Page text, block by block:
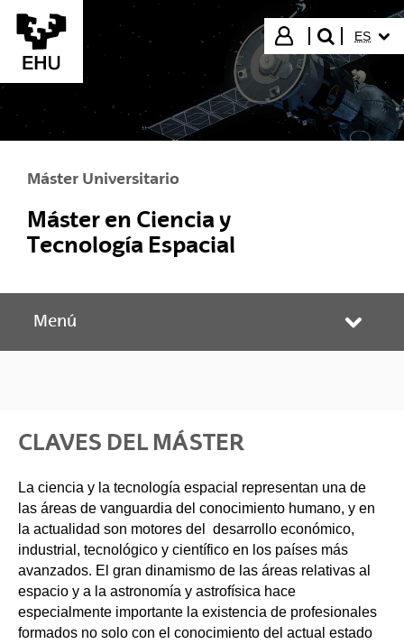
Saltar al contenido principal
Iniciar sesión
buscar"
ES
Máster Universitario
Máster en Ciencia y
Tecnología Espacial
Menú
CLAVES DEL MÁSTER
La ciencia y la tecnología espacial representan una de
las áreas de vanguardia del conocimiento humano, y en
la actualidad son motores del desarrollo económico,
industrial, tecnológico y científico en los países más
avanzados. El gran dinamismo de las áreas relativas al
espacio y a la astronomía y astrofísica hace
especialmente importante la existencia de profesionales
formados no solo con el conocimiento del actual estado